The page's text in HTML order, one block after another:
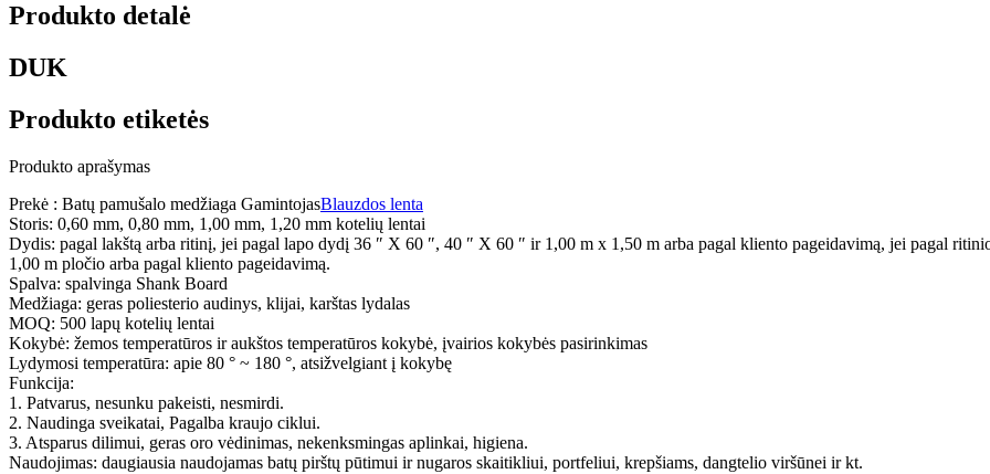
Produkto detalė
DUK
Produkto etiketės
Produkto aprašymas
Prekė : Batų pamušalo medžiaga GamintojasBlauzdos lenta
Storis: 0,60 mm, 0,80 mm, 1,00 mm, 1,20 mm kotelių lentai
Dydis: pagal lakštą arba ritinį, jei pagal lapo dydį 36 ″ X 60 ″, 40 ″ X 60 ″ ir 1,00 m x 1,50 m arba pagal kliento pageidavimą, jei pagal
1,00 m pločio arba pagal kliento pageidavimą.
Spalva: spalvinga Shank Board
Medžiaga: geras poliesterio audinys, klijai, karštas lydalas
MOQ: 500 lapų kotelių lentai
Kokybė: žemos temperatūros ir aukštos temperatūros kokybė, įvairios kokybės pasirinkimas
Lydymosi temperatūra: apie 80 ° ~ 180 °, atsižvelgiant į kokybę
Funkcija:
1. Patvarus, nesunku pakeisti, nesmirdi.
2. Naudinga sveikatai, Pagalba kraujo ciklui.
3. Atsparus dilimui, geras oro vėdinimas, nekenksmingas aplinkai, higiena.
Naudojimas: daugiausia naudojamas batų pirštų pūtimui ir nugaros skaitikliui, portfeliui, krepšiams, dangtelio viršūnei ir kt.